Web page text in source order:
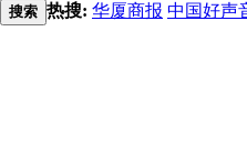
搜索 热搜: 华厦商报 中国好声